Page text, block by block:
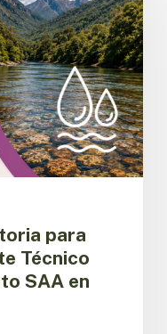
para
Técnico
SAA en